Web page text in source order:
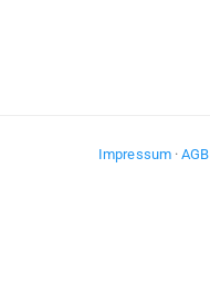
Impressum·AGB